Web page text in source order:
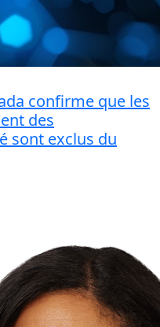
confirme que les
des
sont exclus du